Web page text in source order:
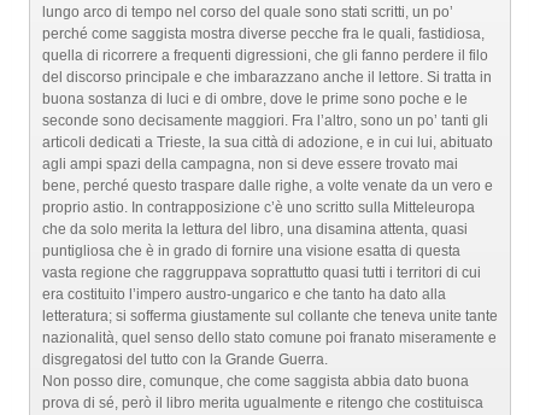
lungo arco di tempo nel corso del quale sono stati scritti, un po’
perché come saggista mostra diverse pecche fra le quali, fastidiosa,
quella di ricorrere a frequenti digressioni, che gli fanno perdere il filo
del discorso principale e che imbarazzano anche il lettore. Si tratta in
buona sostanza di luci e di ombre, dove le prime sono poche e le
seconde sono decisamente maggiori. Fra l’altro, sono un po’ tanti gli
articoli dedicati a Trieste, la sua città di adozione, e in cui lui, abituato
agli ampi spazi della campagna, non si deve essere trovato mai
bene, perché questo traspare dalle righe, a volte venate da un vero e
proprio astio. In contrapposizione c’è uno scritto sulla Mitteleuropa
che da solo merita la lettura del libro, una disamina attenta, quasi
puntigliosa che è in grado di fornire una visione esatta di questa
vasta regione che raggruppava soprattutto quasi tutti i territori di cui
era costituito l’impero austro-ungarico e che tanto ha dato alla
letteratura; si sofferma giustamente sul collante che teneva unite tante
nazionalità, quel senso dello stato comune poi franato miseramente e
disgregatosi del tutto con la Grande Guerra.
Non posso dire, comunque, che come saggista abbia dato buona
prova di sé, però il libro merita ugualmente e ritengo che costituisca